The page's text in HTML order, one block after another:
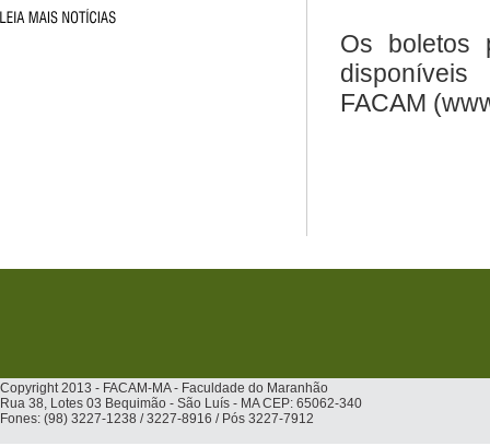
Os boletos
FACAM
Copyright 2013 - FACAM-MA - Faculdade do Maranhão
Rua 38, Lotes 03 Bequimão - São Luís - MA CEP: 65062-340
Fones: (98) 3227-1238 / 3227-8916 / Pós 3227-7912